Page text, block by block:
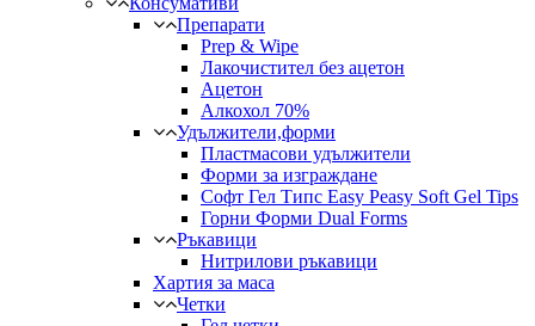
Препарати
Prep & Wipe
Лакочистител без ацетон
Ацетон
Алкохол 70%
Удължители,форми
Пластмасови удължители
Форми за изграждане
Софт Гел Типс Easy Peasy Soft Gel Tips
Горни Форми Dual Forms
Ръкавици
Нитрилови ръкавици
Хартия за маса
Четки